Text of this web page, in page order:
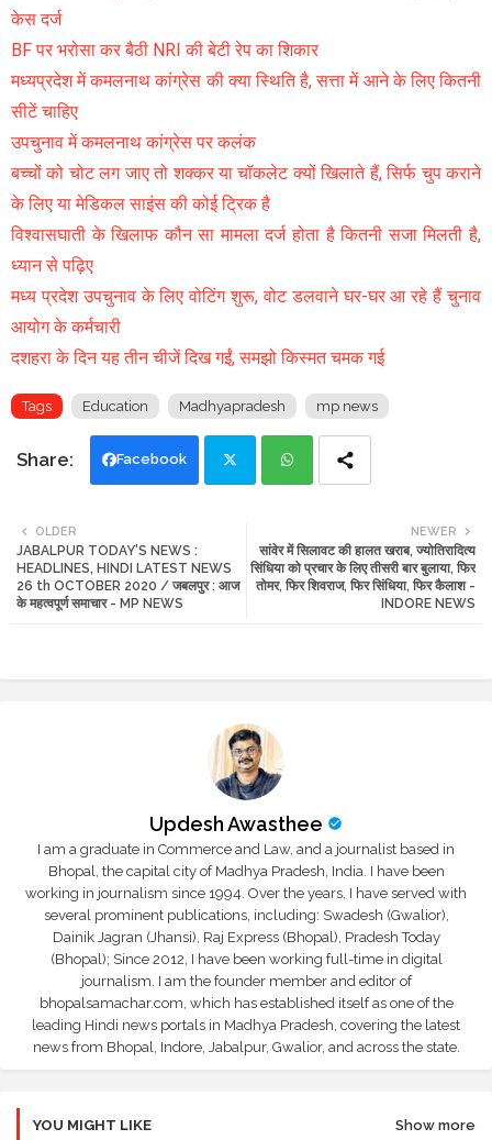
केस दर्ज
BF पर भरोसा कर बैठी NRI की बेटी रेप का शिकार
मध्यप्रदेश में कमलनाथ कांग्रेस की क्या स्थिति है, सत्ता में आने के लिए कितनी
सीटें चाहिए
उपचुनाव में कमलनाथ कांग्रेस पर कलंक
बच्चों को चोट लग जाए तो शक्कर या चॉकलेट क्यों खिलाते हैं, सिर्फ चुप कराने
के लिए या मेडिकल साइंस की कोई ट्रिक है
विश्वासघाती के खिलाफ कौन सा मामला दर्ज होता है कितनी सजा मिलती है,
ध्यान से पढ़िए
मध्य प्रदेश उपचुनाव के लिए वोटिंग शुरू, वोट डलवाने घर-घर आ रहे हैं चुनाव
आयोग के कर्मचारी
दशहरा के दिन यह तीन चीजें दिख गईं, समझो किस्मत चमक गई
Tags Education Madhyapradesh mp news
Facebook
ats
app
NEWER
सांवेर में सिलावट की हालत खराब, ज्योतिरादित्य
सिंधिया को प्रचार के लिए तीसरी बार बुलाया, फिर
तोमर, फिर शिवराज, फिर सिंधिया, फिर कैलाश -
INDORE NEWS
OLDER
JABALPUR TODAY'S NEWS :
HEADLINES, HINDI LATEST NEWS
26 th OCTOBER 2020 / जबलपुर : आज
के महत्वपूर्ण समाचार - MP NEWS
Updesh Awasthee
I am a graduate in Commerce and Law, and a journalist based in
Bhopal, the capital city of Madhya Pradesh, India. I have been
working in journalism since 1994. Over the years, I have served with
several prominent publications, including: Swadesh (Gwalior),
Dainik Jagran (Jhansi), Raj Express (Bhopal), Pradesh Today
(Bhopal); Since 2012, I have been working full-time in digital
journalism. I am the founder member and editor of
bhopalsamachar.com, which has established itself as one of the
leading Hindi news portals in Madhya Pradesh, covering the latest
news from Bhopal, Indore, Jabalpur, Gwalior, and across the state.
YOU MIGHT LIKE Show more